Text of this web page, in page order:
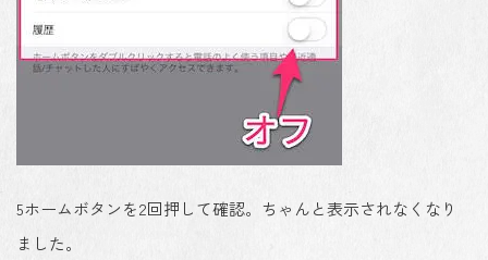
5ホームボタンを2回押して確認。ちゃんと表示されなくなり
ました。